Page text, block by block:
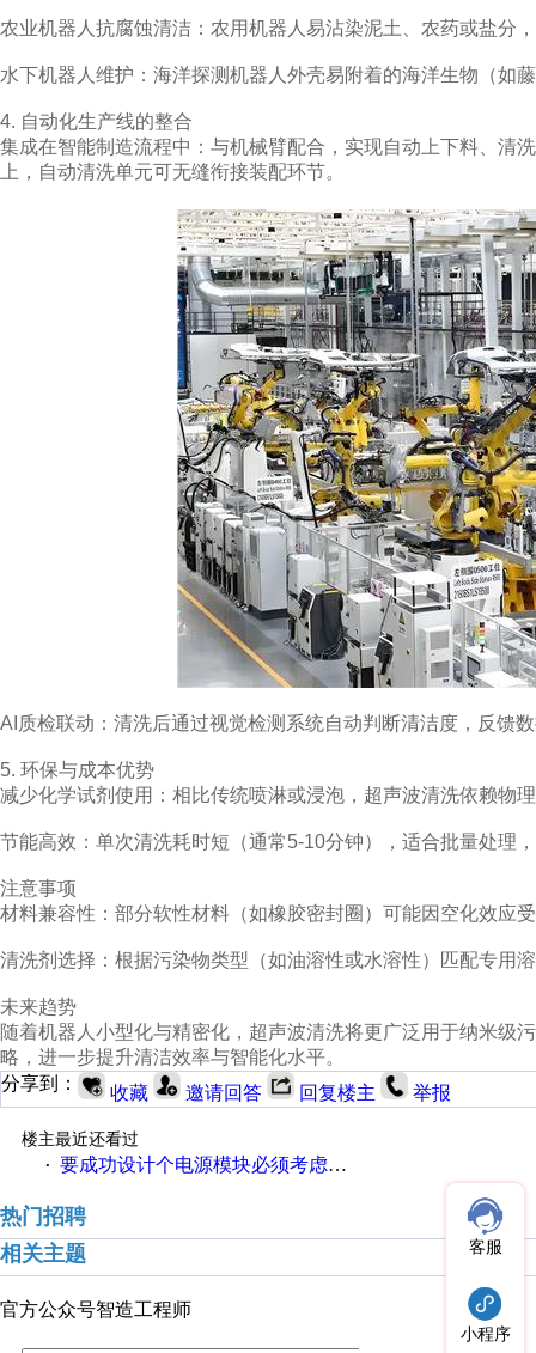
农业机器人抗腐蚀清洁：农用机器人易沾染泥土、农药或盐分
水下机器人维护：海洋探测机器人外壳易附着的海洋生物（如
4. 自动化生产线的整合
集成在智能制造流程中：与机械臂配合，实现自动上下料、清
上，自动清洗单元可无缝衔接装配环节。
AI质检联动：清洗后通过视觉检测系统自动判断清洁度，反馈
5. 环保与成本优势
减少化学试剂使用：相比传统喷淋或浸泡，超声波清洗依赖物
节能高效：单次清洗耗时短（通常5-10分钟），适合批量处理
注意事项
材料兼容性：部分软性材料（如橡胶密封圈）可能因空化效应
清洗剂选择：根据污染物类型（如油溶性或水溶性）匹配专用
未来趋势
随着机器人小型化与精密化，超声波清洗将更广泛用于纳米级
略，进一步提升清洁效率与智能化水平。
分享到：
收藏 邀请回答 回复楼主 举报
楼主最近还看过
· 要成功设计个电源模块必须考虑这些
热门招聘
相关主题
官方公众号智造工程师
客服
小程序